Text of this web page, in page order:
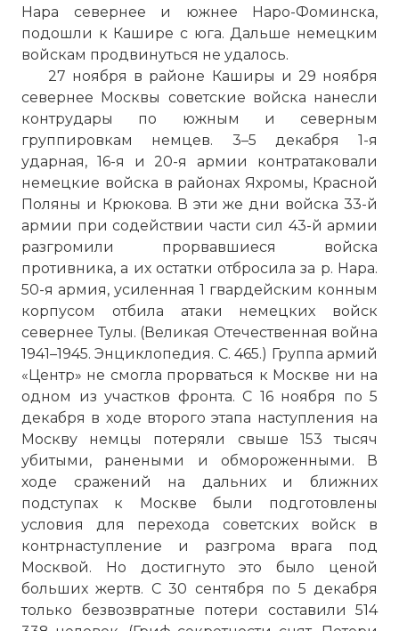
Нара севернее и южнее Наро-Фоминска,
подошли к Кашире с юга. Дальше немецким
войскам продвинуться не удалось.
27 ноября в районе Каширы и 29 ноября
севернее Москвы советские войска нанесли
контрудары по южным и северным
группировкам немцев. 3–5 декабря 1-я
ударная, 16-я и 20-я армии контратаковали
немецкие войска в районах Яхромы, Красной
Поляны и Крюкова. В эти же дни войска 33-й
армии при содействии части сил 43-й армии
разгромили прорвавшиеся войска
противника, а их остатки отбросила за р. Нара.
50-я армия, усиленная 1 гвардейским конным
корпусом отбила атаки немецких войск
севернее Тулы. (Великая Отечественная война
1941–1945. Энциклопедия. С. 465.) Группа армий
«Центр» не смогла прорваться к Москве ни на
одном из участков фронта. С 16 ноября по 5
декабря в ходе второго этапа наступления на
Москву немцы потеряли свыше 153 тысяч
убитыми, ранеными и обмороженными. В
ходе сражений на дальних и ближних
подступах к Москве были подготовлены
условия для перехода советских войск в
контрнаступление и разгрома врага под
Москвой. Но достигнуто это было ценой
больших жертв. С 30 сентября по 5 декабря
только безвозвратные потери составили 514